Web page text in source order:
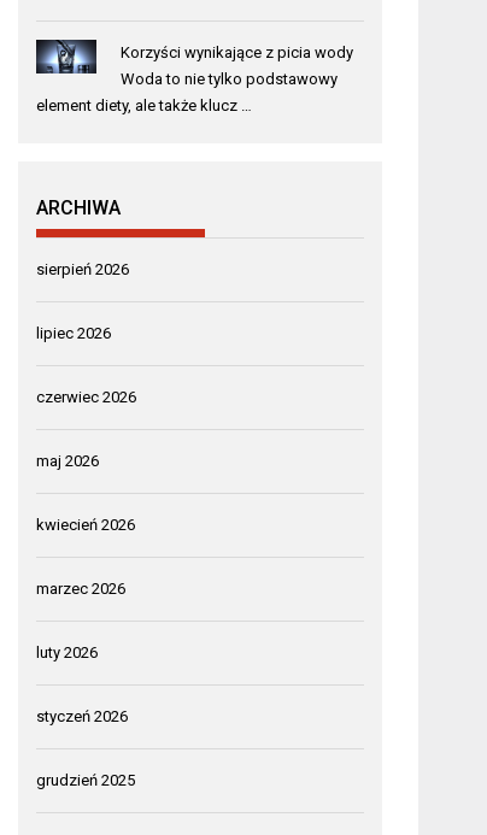
Korzyści wynikające z picia wody
Woda to nie tylko podstawowy
element diety, ale także klucz …
ARCHIWA
sierpień 2026
lipiec 2026
czerwiec 2026
maj 2026
kwiecień 2026
marzec 2026
luty 2026
styczeń 2026
grudzień 2025